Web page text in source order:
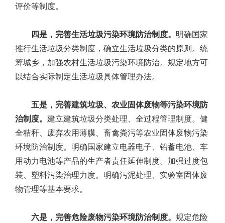
评价等制度。
四是，完善生活垃圾污染环境防治制度。 明确国家
推行生活垃圾分类制度，确立生活垃圾分类的原则。统
筹城乡，加强农村生活垃圾污染环境防治。规定地方可
以结合实际制定生活垃圾具体管理办法。
五是，完善建筑垃圾、农业固体废物等污染环境防
治制度。 建立建筑垃圾分类处理、全过程管理制度。健
全秸秆、废弃农用薄膜、畜禽粪污等农业固体废物污染
环境防治制度。明确国家建立电器电子、铅蓄电池、车
用动力电池等产品的生产者责任延伸制度。加强过度包
装、塑料污染治理力度。明确污泥处理、实验室固体废
物管理等基本要求。
六是，完善危险废物污染环境防治制度。 规定危险